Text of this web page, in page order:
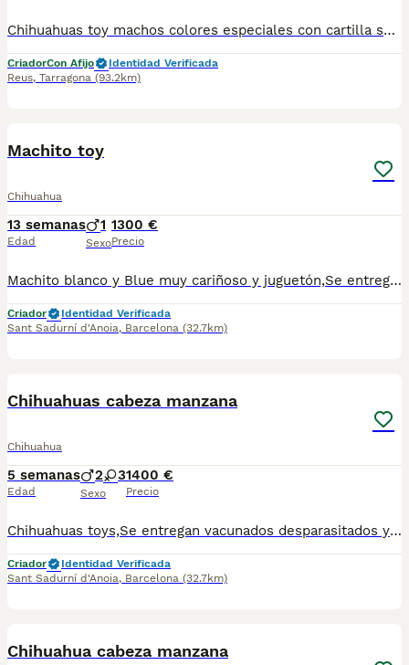
Chihuahuas toy machos colores especiales con cartilla sanitaria vacuna chip desparasitación con garantía víricas y congenitas
CriadorCon Afijo
Identidad Verificada
Reus, Tarragona (93.2km)
Machito toy
Chihuahua
13 semanas
Edad
1
Sexo
1300 €
Precio
Machito blanco y Blue muy cariñoso y juguetón,Se entrega desparasitado vacunado y chip.Para más información escribir o llamar al 682908382
Criador
Identidad Verificada
Sant Sadurní d'Anoia, Barcelona (32.7km)
Chihuahuas cabeza manzana
Chihuahua
5 semanas
Edad
2 3
Sexo
1400 €
Precio
Chihuahuas toys,Se entregan vacunados desparasitados y chip.Para más información escribir o llamar al 682908382
Criador
Identidad Verificada
Sant Sadurní d'Anoia, Barcelona (32.7km)
Chihuahua cabeza manzana